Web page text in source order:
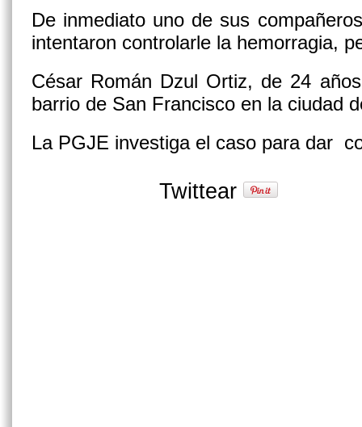
De inmediato uno de sus
intentaron controlarle la hemorragia,
César Román Dzul Ortiz, de 24
barrio de San Francisco en la ciudad
La PGJE investiga el caso para dar
Twittear